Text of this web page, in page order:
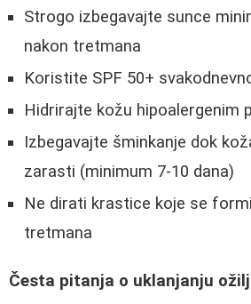
Strogo izbegavajte sunce
nakon tretmana
Koristite SPF 50+
Hidrirajte kožu hipoalergenim
Izbegavajte šminkanje dok
zarasti (minimum 7-10 dana)
Ne dirati krastice koje se
tretmana
Česta pitanja o uklanjanju